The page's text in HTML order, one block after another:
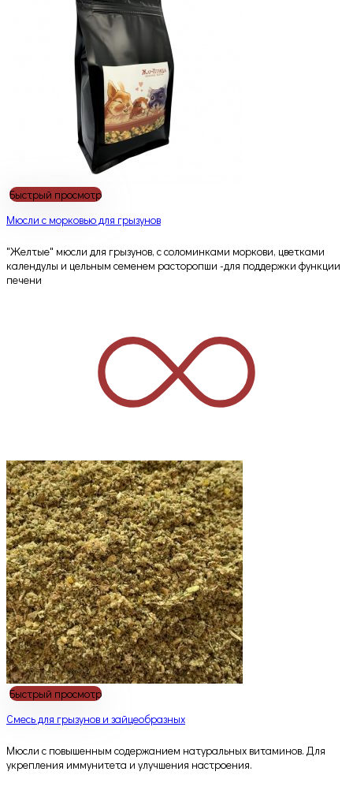
Быстрый просмотр
Мюсли с морковью для грызунов
"Желтые" мюсли для грызунов, с соломинками моркови, цветками
календулы и цельным семенем расторопши -для поддержки функции
печени
Быстрый просмотр
Смесь для грызунов и зайцеобразных
Мюсли с повышенным содержанием натуральных витаминов. Для
укрепления иммунитета и улучшения настроения.